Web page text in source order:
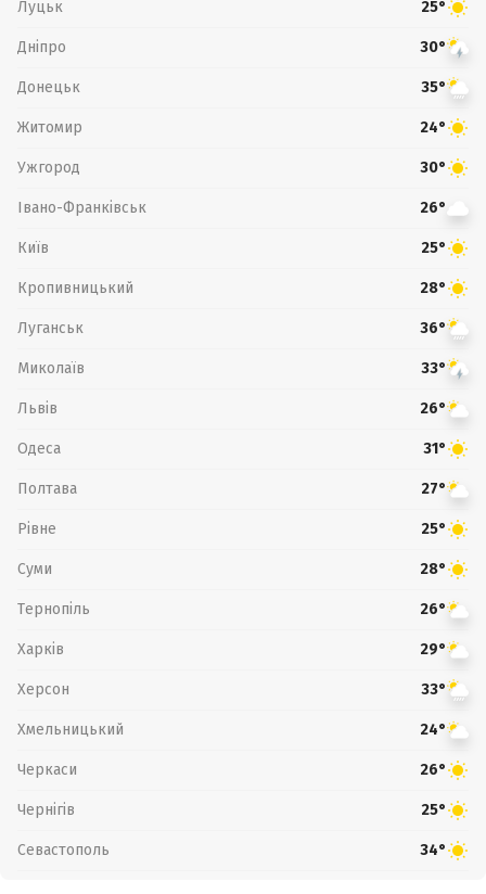
Луцьк 25°
Дніпро 30°
Донецьк 35°
Житомир 24°
Ужгород 30°
Івано-Франківськ 26°
Київ 25°
Кропивницький 28°
Луганськ 36°
Миколаїв 33°
Львів 26°
Одеса 31°
Полтава 27°
Рівне 25°
Суми 28°
Тернопіль 26°
Харків 29°
Херсон 33°
Хмельницький 24°
Черкаси 26°
Чернігів 25°
Севастополь 34°